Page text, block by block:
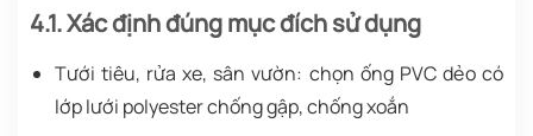
4.1. Xác định đúng mục đích sử dụng
Tưới tiêu, rửa xe, sân vườn: chọn ống PVC dẻo có
lớp lưới polyester chống gập, chống xoắn